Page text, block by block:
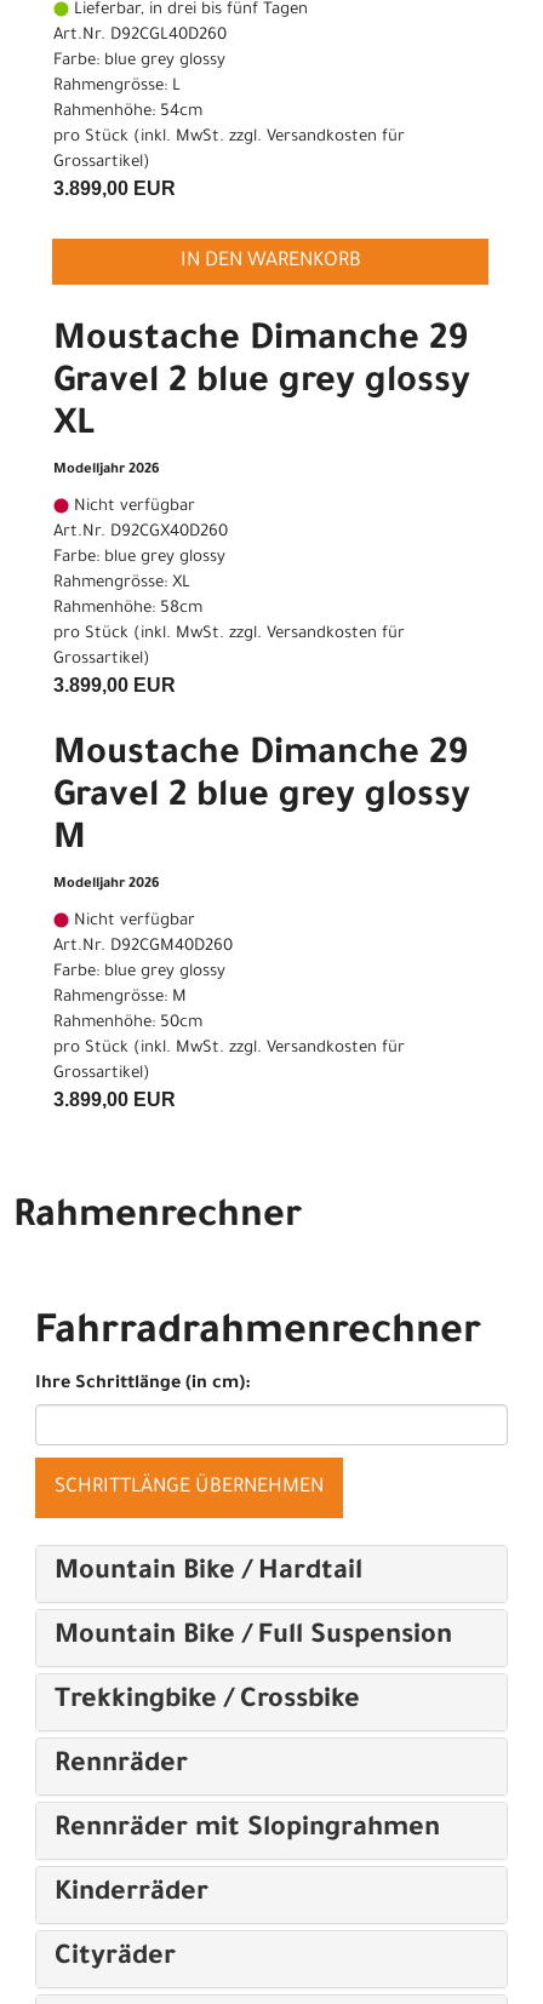
Lieferbar, in drei bis fünf Tagen
Art.Nr. D92CGL40D260
Farbe: blue grey glossy
Rahmengrösse: L
Rahmenhöhe: 54cm
pro Stück (inkl. MwSt. zzgl. Versandkosten für
Grossartikel)
3.899,00 EUR
IN DEN WARENKORB
Moustache Dimanche 29
Gravel 2 blue grey glossy
XL
Modelljahr 2026
Nicht verfügbar
Art.Nr. D92CGX40D260
Farbe: blue grey glossy
Rahmengrösse: XL
Rahmenhöhe: 58cm
pro Stück (inkl. MwSt. zzgl. Versandkosten für
Grossartikel)
3.899,00 EUR
Moustache Dimanche 29
Gravel 2 blue grey glossy
M
Modelljahr 2026
Nicht verfügbar
Art.Nr. D92CGM40D260
Farbe: blue grey glossy
Rahmengrösse: M
Rahmenhöhe: 50cm
pro Stück (inkl. MwSt. zzgl. Versandkosten für
Grossartikel)
3.899,00 EUR
Rahmenrechner
Fahrradrahmenrechner
Ihre Schrittlänge (in cm):
SCHRITTLÄNGE ÜBERNEHMEN
Mountain Bike / Hardtail
Mountain Bike / Full Suspension
Trekkingbike / Crossbike
Rennräder
Rennräder mit Slopingrahmen
Kinderräder
Cityräder